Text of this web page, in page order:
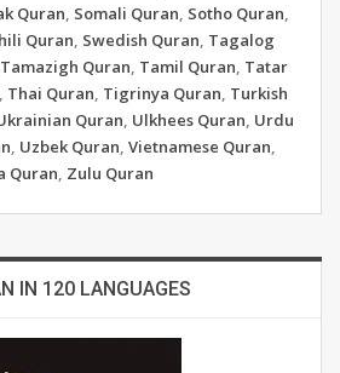
Quran, Somali Quran, Sotho Quran,
Quran, Swedish Quran, Tagalog
Tamazigh Quran, Tamil Quran, Tatar
, Thai Quran, Tigrinya Quran, Turkish
Quran, Ulkhees Quran, Urdu
, Uzbek Quran, Vietnamese Quran,
Quran, Zulu Quran
IN 120 LANGUAGES